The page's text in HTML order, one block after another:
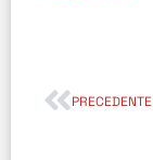
PRECEDENTE